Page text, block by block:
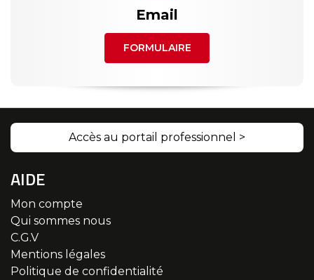
Email
FORMULAIRE
Accès au portail professionnel >
AIDE
Mon compte
Qui sommes nous
C.G.V
Mentions légales
Politique de confidentialité